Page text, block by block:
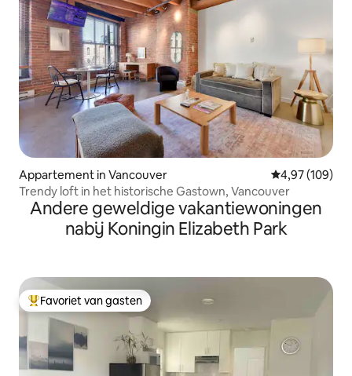
Appartement in Vancouver Gemiddelde
4,97 (109)
Trendy loft in het historische Gastown, Vancouver
Andere geweldige vakantiewoningen
nabij Koningin Elizabeth Park
Topfavoriet van gasten
Favoriet van gasten